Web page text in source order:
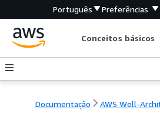
Português Preferências
Conceitos básicos
Documentação AWS Well-